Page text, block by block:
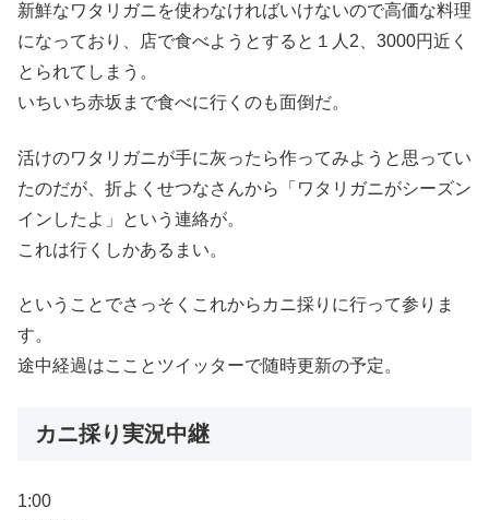
新鮮なワタリガニを使わなければいけないので高価な料理
になっており、店で食べようとすると１人2、3000円近く
とられてしまう。
いちいち赤坂まで食べに行くのも面倒だ。
活けのワタリガニが手に灰ったら作ってみようと思ってい
たのだが、折よくせつなさんから「ワタリガニがシーズン
インしたよ」という連絡が。
これは行くしかあるまい。
ということでさっそくこれからカニ採りに行って参りま
す。
途中経過はこことツイッターで随時更新の予定。
カニ採り実況中継
1:00